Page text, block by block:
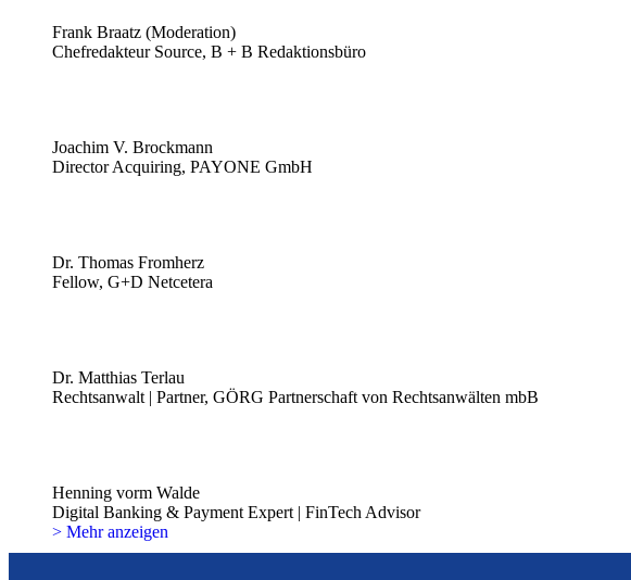
Frank Braatz (Moderation)
Chefredakteur Source, B + B Redaktionsbüro
Joachim V. Brockmann
Director Acquiring, PAYONE GmbH
Dr. Thomas Fromherz
Fellow, G+D Netcetera
Dr. Matthias Terlau
Rechtsanwalt | Partner, GÖRG Partnerschaft von Rechtsanwälten mbB
Henning vorm Walde
Digital Banking & Payment Expert | FinTech Advisor
> Mehr anzeigen